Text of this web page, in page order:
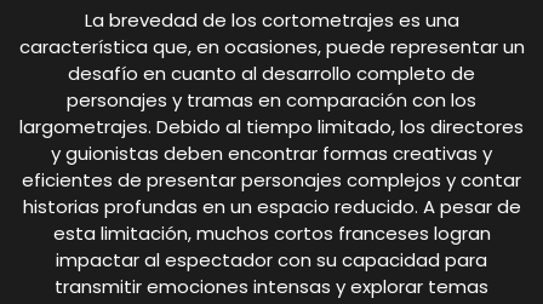
La brevedad de los cortometrajes es una
característica que, en ocasiones, puede representar un
desafío en cuanto al desarrollo completo de
personajes y tramas en comparación con los
largometrajes. Debido al tiempo limitado, los directores
y guionistas deben encontrar formas creativas y
eficientes de presentar personajes complejos y contar
historias profundas en un espacio reducido. A pesar de
esta limitación, muchos cortos franceses logran
impactar al espectador con su capacidad para
transmitir emociones intensas y explorar temas